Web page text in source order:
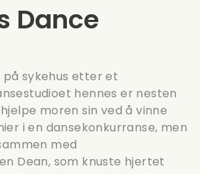
Dance
på sykehus etter et
hennes er nesten
moren sin ved å vinne
i en dansekonkurranse, men
med
Dean, som knuste hjertet